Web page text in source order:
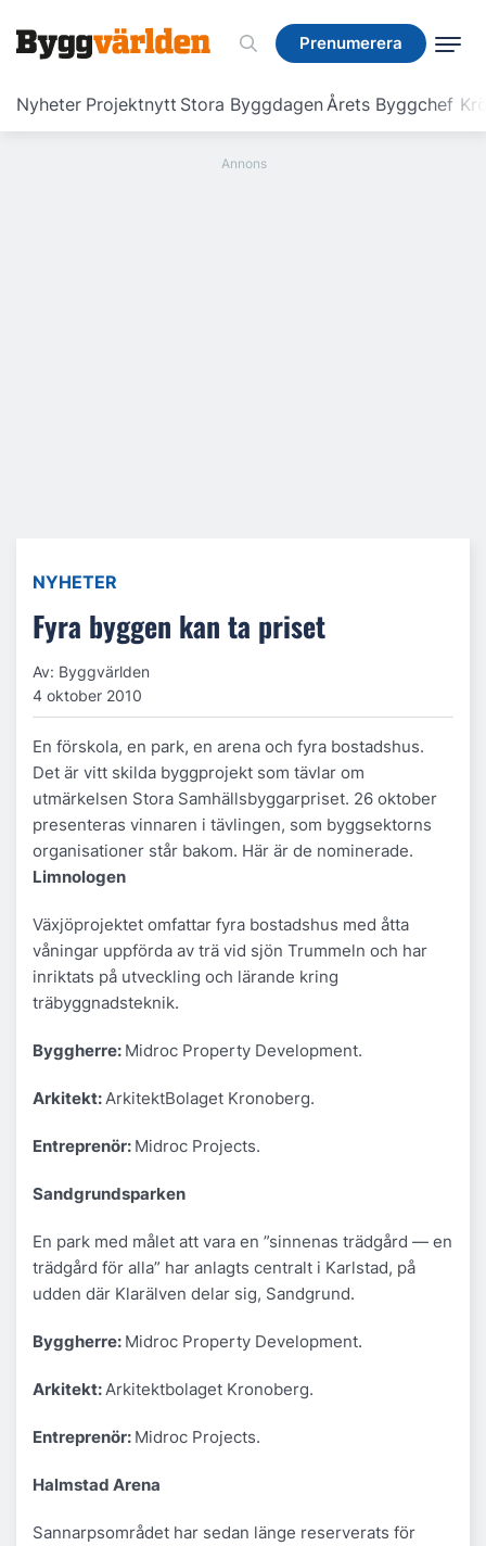
Prenumerera
Nyheter Projektnytt Stora ByggdagenÅrets Byggchef
Prenumerera
NYHETER
Fyra byggen kan ta priset
Av: Byggvärlden
4 oktober 2010
En förskola, en park, en arena och fyra bostadshus.
Det är vitt skilda byggprojekt som tävlar om
utmärkelsen Stora Samhällsbyggarpriset. 26 oktober
presenteras vinnaren i tävlingen, som byggsektorns
organisationer står bakom. Här är de nominerade.
Limnologen
Växjöprojektet omfattar fyra bostadshus med åtta
våningar uppförda av trä vid sjön Trummeln och har
inriktats på utveckling och lärande kring
träbyggnadsteknik.
Byggherre: Midroc Property Development.
Arkitekt: ArkitektBolaget Kronoberg.
Entreprenör: Midroc Projects.
Sandgrundsparken
En park med målet att vara en ”sinnenas trädgård — en
trädgård för alla” har anlagts centralt i Karlstad, på
udden där Klarälven delar sig, Sandgrund.
Byggherre: Midroc Property Development.
Arkitekt: Arkitektbolaget Kronoberg.
Entreprenör: Midroc Projects.
Halmstad Arena
Sannarpsområdet har sedan länge reserverats för